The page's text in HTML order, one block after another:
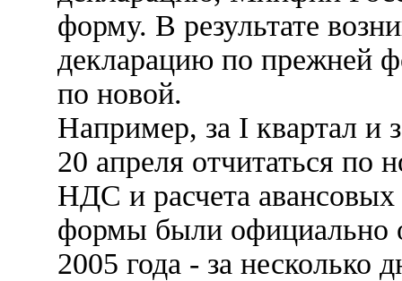
форму. В результате
декларацию по прежней
по новой.
Например, за I квартал и
20 апреля отчитаться
НДС и расчета
формы были официально
2005 года - за несколько